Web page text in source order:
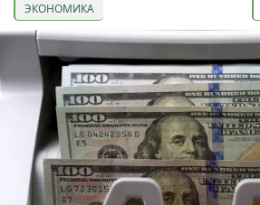
ЭКОНОМИКА